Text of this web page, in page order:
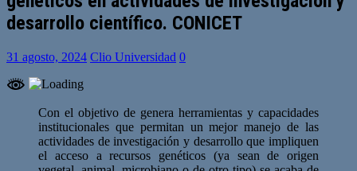
desarrollo científico. CONICET
31 agosto, 2024 Clio Universidad 0
Con el objetivo de genera herramientas y capacidades
institucionales que permitan un mejor manejo de las
actividades de investigación y desarrollo que impliquen
el acceso a recursos genéticos (ya sean de origen